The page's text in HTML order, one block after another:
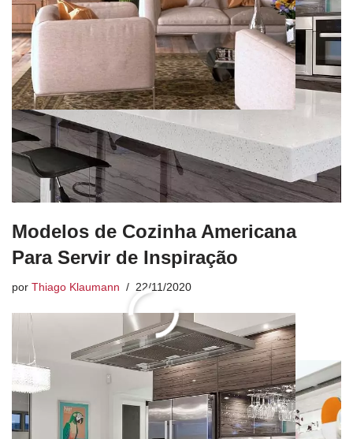
Modelos de Cozinha Americana
Para Servir de Inspiração
por Thiago Klaumann 22/11/2020